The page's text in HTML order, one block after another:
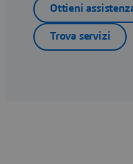
Ottieni
Trova servizi